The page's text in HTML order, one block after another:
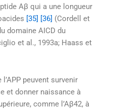
Aβ qui a une longueur
[35] [36] (Cordell et
domaine AICD du
et al., 1993a; Haass et
peuvent survenir
et donner naissance à
comme l’Aβ42, à